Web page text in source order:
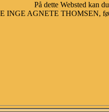
På dette Websted kan
INGE AGNETE THOMSEN,